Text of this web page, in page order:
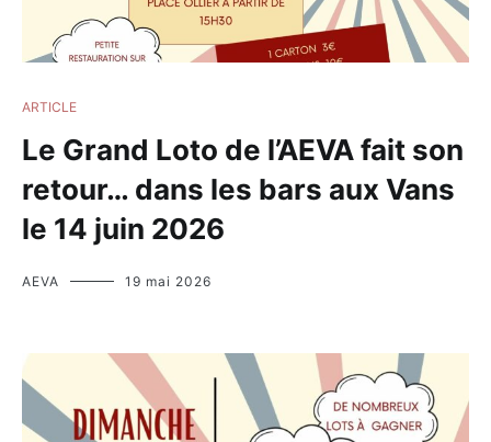
ARTICLE
Le Grand Loto de l’AEVA fait son
retour… dans les bars aux Vans
le 14 juin 2026
AEVA 19 mai 2026